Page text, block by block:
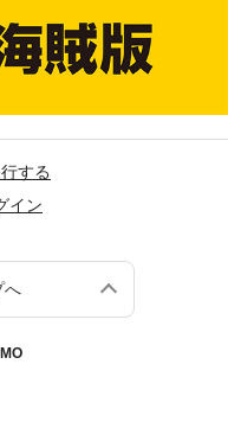
する
イン
へ